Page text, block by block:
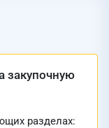
закупочную
разделах: